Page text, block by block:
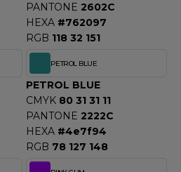
PANTONE 2602C
HEXA #762097
RGB 118 32 151
PETROL BLUE
PETROL BLUE
CMYK 80 31 31 11
PANTONE 2222C
HEXA #4e7f94
RGB 78 127 148